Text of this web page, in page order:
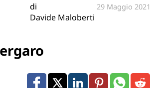
di
Davide Maloberti
29 Maggio 2021